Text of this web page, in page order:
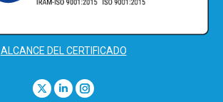
ALCANCE DEL CERTIFICADO
X
LinkedinInstagram